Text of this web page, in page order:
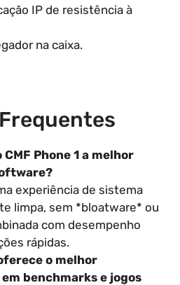
IP de resistência à
na caixa.
Phone 1 a melhor
experiência de sistema
limpa, sem *bloatware* ou
com desempenho
rápidas.
o melhor
benchmarks e jogos